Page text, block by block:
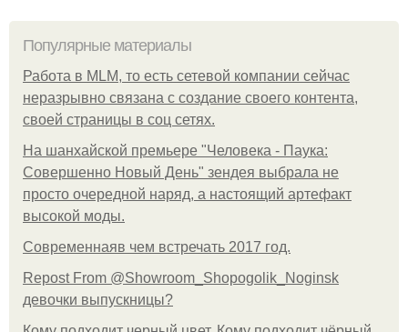
Популярные материалы
Работа в MLM, то есть сетевой компании сейчас
неразрывно связана с создание своего контента,
своей страницы в соц сетях.
На шанхайской премьере "Человека - Паука:
Совершенно Новый День" зендея выбрала не
просто очередной наряд, а настоящий артефакт
высокой моды.
Современнаяв чем встречать 2017 год.
Repost From @Showroom_Shopogolik_Noginsk
девочки выпускницы?